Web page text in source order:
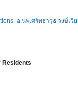
อ.นพ.ศรัทธาวุธ วงษ์เวี
Residents